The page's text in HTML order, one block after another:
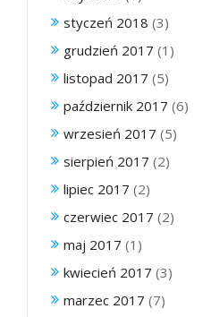
styczeń 2018 (3)
grudzień 2017 (1)
listopad 2017 (5)
październik 2017 (6)
wrzesień 2017 (5)
sierpień 2017 (2)
lipiec 2017 (2)
czerwiec 2017 (2)
maj 2017 (1)
kwiecień 2017 (3)
marzec 2017 (7)